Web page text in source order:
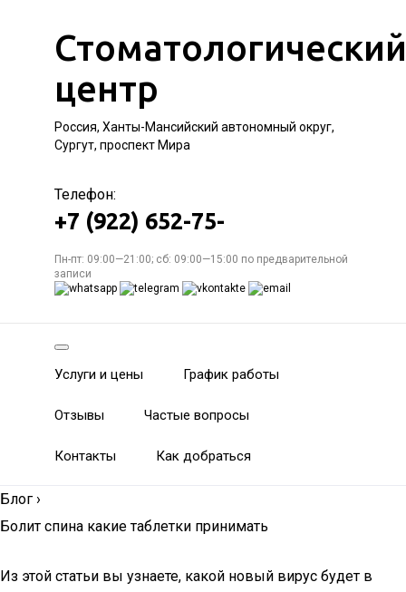
Стоматологический
центр
Россия, Ханты-Мансийский автономный округ,
Сургут, проспект Мира
Телефон:
+7 (922) 652-75-
Пн-пт: 09:00—21:00; сб: 09:00—15:00 по предварительной
записи
Услуги и цены График работы
Отзывы Частые вопросы
Контакты Как добраться
Блог ›
Болит спина какие таблетки принимать
Из этой статьи вы узнаете, какой новый вирус будет в